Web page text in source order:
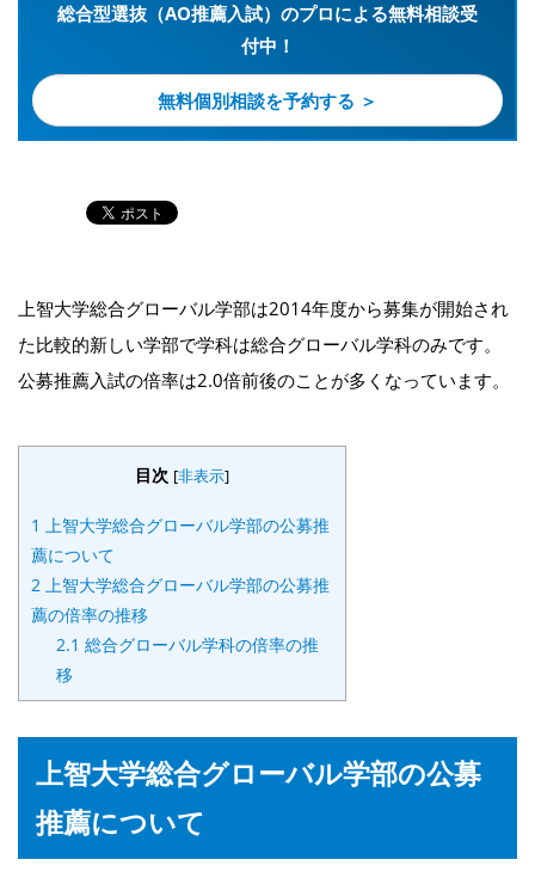
総合型選抜（AO推薦入試）のプロによる無料相談受
付中！
無料個別相談を予約する ＞
上智大学総合グローバル学部は2014年度から募集が開始され
た比較的新しい学部で学科は総合グローバル学科のみです。
公募推薦入試の倍率は2.0倍前後のことが多くなっています。
目次 [非表示]
1
上智大学総合グローバル学部の公募推
薦について
2 上智大学総合グローバル学部の公募推
薦の倍率の推移
2.1 総合グローバル学科の倍率の推
移
上智大学総合グローバル学部の公募
推薦について